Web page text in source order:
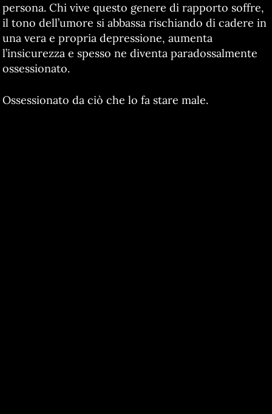
persona. Chi vive questo genere di rapporto soffre,
il tono dell’umore si abbassa rischiando di cadere in
una vera e propria depressione, aumenta
l’insicurezza e spesso ne diventa paradossalmente
ossessionato.
Ossessionato da ciò che lo fa stare male.